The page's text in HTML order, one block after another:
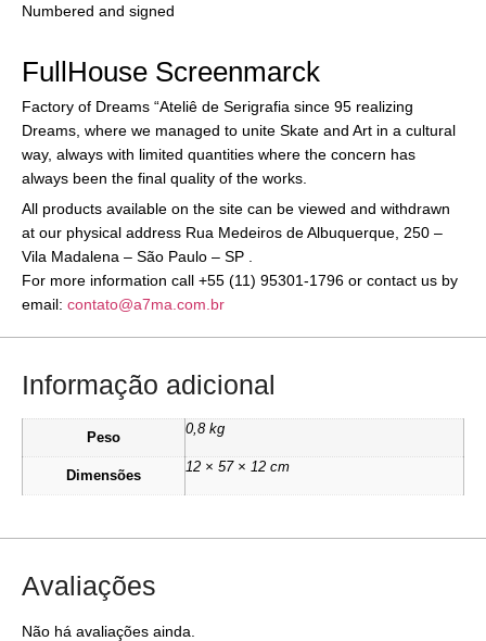
Numbered and signed
FullHouse Screenmarck
Factory of Dreams “Ateliê de Serigrafia since 95 realizing
Dreams, where we managed to unite Skate and Art in a cultural
way, always with limited quantities where the concern has
always been the final quality of the works.
All products available on the site can be viewed and withdrawn
at our physical address Rua Medeiros de Albuquerque, 250 –
Vila Madalena – São Paulo – SP .
For more information call +55 (11) 95301-1796 or contact us by
email: contato@a7ma.com.br
Informação adicional
Peso
0,8 kg
Dimensões
12 × 57 × 12 cm
Avaliações
Não há avaliações ainda.